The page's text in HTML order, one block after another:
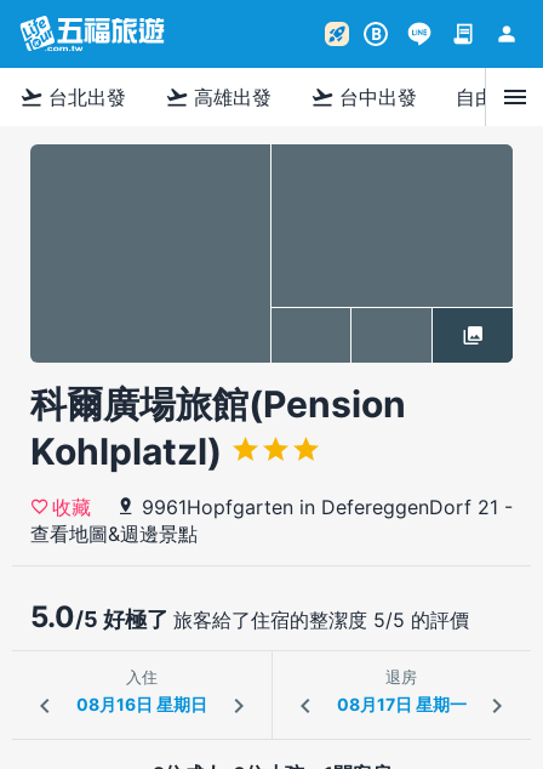
rocket_launch B contract person
flight_takeoff 台北出發 flight_takeoff 高雄出發 flight_takeoff 台中出發 自由行menu
科爾廣場旅館(Pension
Kohlplatzl)
收藏 9961Hopfgarten in DefereggenDorf 21 -
查看地圖&週邊景點
5.0/5 好極了 旅客給了住宿的整潔度 5/5 的評價
入住 退房